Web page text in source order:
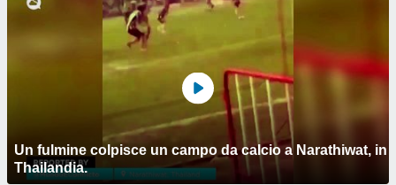
Un fulmine colpisce un campo da calcio a Narathiwat, in
Thailandia.